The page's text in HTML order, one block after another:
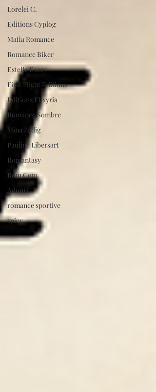
Lorelei C.
Editions Cyplog
Mafia Romance
Romance Biker
Estelle Every
First Flight Editions
Editions Elixyria
Romance Sombre
Mina Zadig
Pauline Libersart
Romantasy
Rom Com
Adonia
romance sportive
spicy